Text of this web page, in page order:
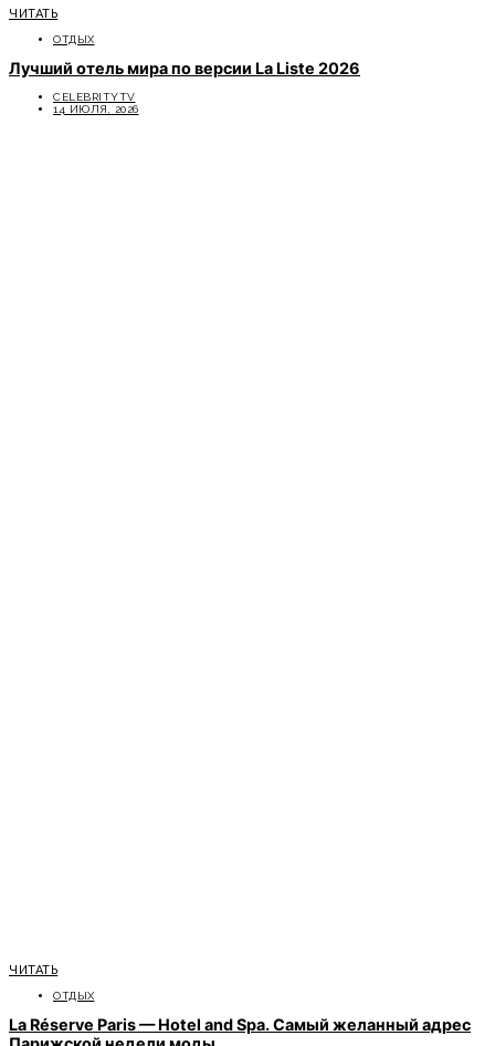
ЧИТАТЬ
ОТДЫХ
Лучший отель мира по версии La Liste 2026
CELEBRITYTV
14 ИЮЛЯ, 2026
ЧИТАТЬ
ОТДЫХ
La Réserve Paris — Hotel and Spa. Самый желанный адрес